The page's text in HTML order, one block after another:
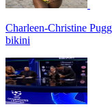
Charleen-Christine
bikini